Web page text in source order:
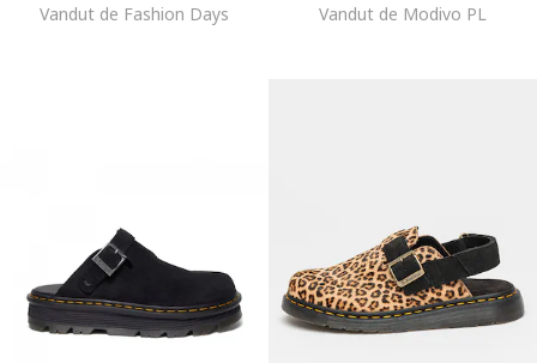
Vandut de Fashion Days Vandut de Modivo PL